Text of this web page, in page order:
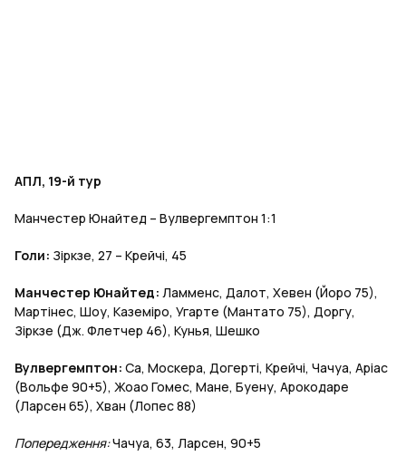
АПЛ, 19-й тур
Манчестер Юнайтед – Вулвергемптон 1:1
Голи: Зіркзе, 27 – Крейчі, 45
Манчестер Юнайтед: Ламменс, Далот, Хевен (Йоро 75),
Мартінес, Шоу, Каземіро, Угарте (Мантато 75), Доргу,
Зіркзе (Дж. Флетчер 46), Кунья, Шешко
Вулвергемптон: Са, Москера, Догерті, Крейчі, Чачуа, Аріас
(Вольфе 90+5), Жоао Гомес, Мане, Буену, Арокодаре
(Ларсен 65), Хван (Лопес 88)
Попередження:Чачуа, 63, Ларсен, 90+5